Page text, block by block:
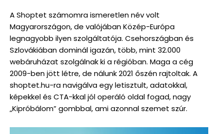
A Shoptet számomra ismeretlen név volt
Magyarországon, de valójában Közép-Európa
legnagyobb ilyen szolgáltatója. Csehországban és
Szlovákiában dominál igazán, több, mint 32.000
webáruházat szolgálnak ki a régióban. Maga a cég
2009-ben jött létre, de nálunk 2021 őszén rajtoltak. A
shoptet.hu-ra navigálva egy letisztult, adatokkal,
képekkel és CTA-kkal jól operáló oldal fogad, nagy
„Kipróbálom” gombbal, ami azonnal szemet szúr.